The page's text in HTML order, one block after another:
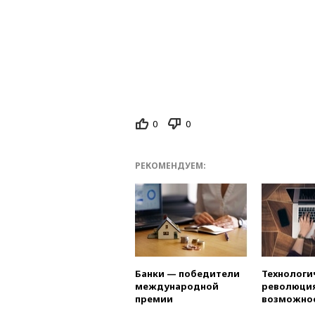
0 0
РЕКОМЕНДУЕМ:
Банки — победители
международной
премии